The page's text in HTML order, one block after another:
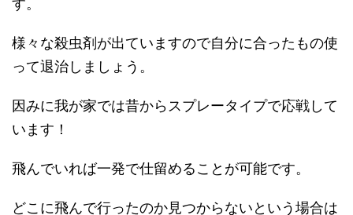
様々な殺虫剤が出ていますので自分に合ったもの使
って退治しましょう。
因みに我が家では昔からスプレータイプで応戦して
います！
飛んでいれば一発で仕留めることが可能です。
どこに飛んで行ったのか見つからないという場合は